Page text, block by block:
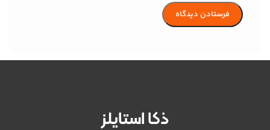
ذکا استایلز